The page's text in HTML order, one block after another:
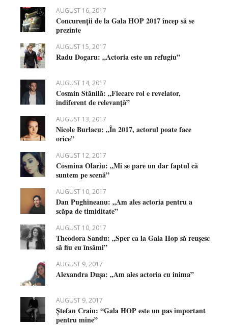
AUGUST 16, 2017
Concurenții de la Gala HOP 2017 încep să se
prezinte
AUGUST 15, 2017
Radu Dogaru: „Actoria este un refugiu”
AUGUST 14, 2017
Cosmin Stănilă: „Fiecare rol e revelator,
indiferent de relevanță”
AUGUST 13, 2017
Nicole Burlacu: „În 2017, actorul poate face
orice”
AUGUST 12, 2017
Cosmina Olariu: „Mi se pare un dar faptul că
suntem pe scenă”
AUGUST 10, 2017
Dan Pughineanu: „Am ales actoria pentru a
scăpa de timiditate”
AUGUST 10, 2017
Theodora Sandu: „Sper ca la Gala Hop să reușesc
să fiu eu însămi”
AUGUST 9, 2017
Alexandra Dușa: „Am ales actoria cu inima”
AUGUST 9, 2017
Ștefan Craiu: “Gala HOP este un pas important
pentru mine”